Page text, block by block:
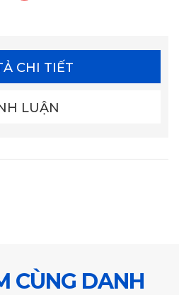
CHI TIẾT
LUẬN
CÙNG DANH